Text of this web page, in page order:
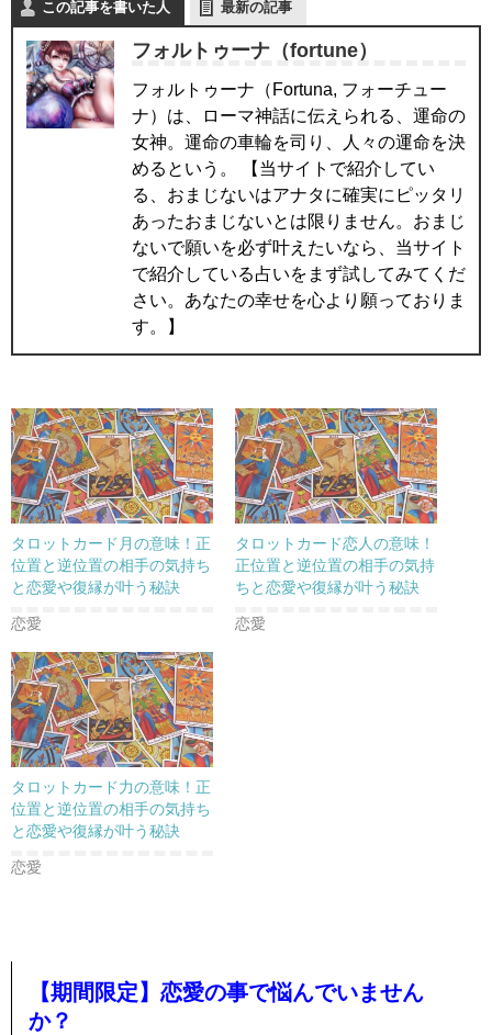
この記事を書いた人 最新の記事
フォルトゥーナ（fortune）
フォルトゥーナ（Fortuna, フォーチュー
ナ）は、ローマ神話に伝えられる、運命の
女神。運命の車輪を司り、人々の運命を決
めるという。 【当サイトで紹介してい
る、おまじないはアナタに確実にピッタリ
あったおまじないとは限りません。おまじ
ないで願いを必ず叶えたいなら、当サイト
で紹介している占いをまず試してみてくだ
さい。あなたの幸せを心より願っておりま
す。】
タロットカード月の意味！正
位置と逆位置の相手の気持ち
と恋愛や復縁が叶う秘訣
恋愛
タロットカード恋人の意味！
正位置と逆位置の相手の気持
ちと恋愛や復縁が叶う秘訣
恋愛
タロットカード力の意味！正
位置と逆位置の相手の気持ち
と恋愛や復縁が叶う秘訣
恋愛
【期間限定】恋愛の事で悩んでいません
か？